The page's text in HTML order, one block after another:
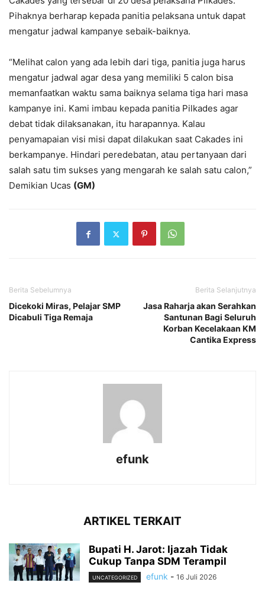
Pihaknya berharap kepada panitia pelaksana untuk dapat
mengatur jadwal kampanye sebaik-baiknya.
“Melihat calon yang ada lebih dari tiga, panitia juga harus
mengatur jadwal agar desa yang memiliki 5 calon bisa
memanfaatkan waktu sama baiknya selama tiga hari masa
kampanye ini. Kami imbau kepada panitia Pilkades agar
debat tidak dilaksanakan, itu harapannya. Kalau
penyamapaian visi misi dapat dilakukan saat Cakades ini
berkampanye. Hindari peredebatan, atau pertanyaan dari
salah satu tim sukses yang mengarah ke salah satu calon,”
Demikian Ucas (GM)
Berita Sebelumnya
Dicekoki Miras, Pelajar SMP
Dicabuli Tiga Remaja
Berita Selanjutnya
Jasa Raharja akan Serahkan
Santunan Bagi Seluruh
Korban Kecelakaan KM
Cantika Express
efunk
ARTIKEL TERKAIT
Bupati H. Jarot: Ijazah Tidak
Cukup Tanpa SDM Terampil
UNCATEGORIZED efunk - 16 Juli 2026